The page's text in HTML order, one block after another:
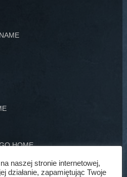
HOME
naszej stronie internetowej,
działanie, zapamiętując Twoje